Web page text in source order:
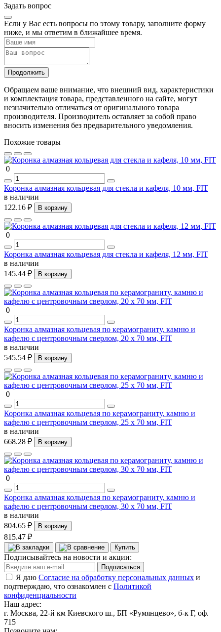
Задать вопрос
Если у Вас есть вопросы по этому товару, заполните форму
ниже, и мы ответим в ближайшее время.
Продолжить
Обращаем ваше внимание, что внешний вид, характеристики
и комплектация товара, представленного на сайте, могут
незначительно отличаться от оригинального товара
производителя. Производитель оставляет за собой право
вносить изменения без предварительного уведомления.
Похожие товары
0
Коронка алмазная кольцевая для стекла и кафеля, 10 мм, FIT
в наличии
122.16 ₽
В корзину
0
Коронка алмазная кольцевая для стекла и кафеля, 12 мм, FIT
в наличии
145.44 ₽
В корзину
0
Коронка алмазная кольцевая по керамограниту, камню и
кафелю с центровочным сверлом, 20 х 70 мм, FIT
в наличии
545.54 ₽
В корзину
0
Коронка алмазная кольцевая по керамограниту, камню и
кафелю с центровочным сверлом, 25 х 70 мм, FIT
в наличии
668.28 ₽
В корзину
0
Коронка алмазная кольцевая по керамограниту, камню и
кафелю с центровочным сверлом, 30 х 70 мм, FIT
в наличии
804.65 ₽
В корзину
815.47 ₽
Купить
Подписывайтесь на новости и акции:
Подписаться
Я даю Согласие на обработку персональных данных и
подтверждаю, что ознакомлен с Политикой
конфиденциальности
Наш адрес:
г. Москва, 22-й км Киевского ш., БП «Румянцево», б-к Г, оф.
715